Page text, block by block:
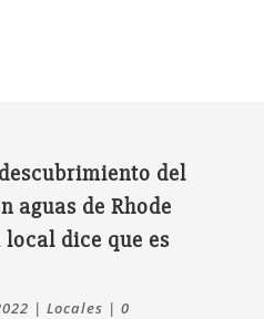
del
aguas de Rhode
dice que es
| Locales | 0